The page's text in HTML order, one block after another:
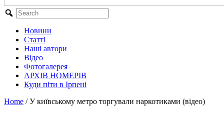
Новини
Статті
Наші автори
Відео
Фотогалерея
АРХІВ НОМЕРІВ
Куди піти в Ірпені
Home / У київському метро торгували наркотиками (відео)